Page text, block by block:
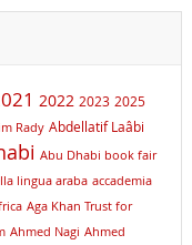
2022 2023 2025
Rady Abdellatif Laâbi
Abu Dhabi book fair
lingua araba accademia
Aga Khan Trust for
Ahmed Nagi Ahmed